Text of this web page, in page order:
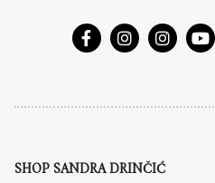
SHOP SANDRA DRINČIĆ